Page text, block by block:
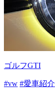
ゴルフGTI
#vw #愛車紹介